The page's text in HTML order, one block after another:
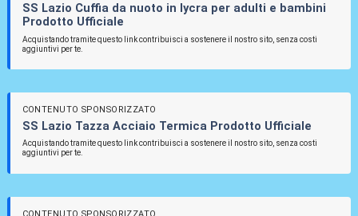
SS Lazio Cuffia da nuoto in lycra per adulti e bambini
Prodotto Ufficiale
Acquistando tramite questo link contribuisci a sostenere il nostro sito, senza costi
aggiuntivi per te.
CONTENUTO SPONSORIZZATO
SS Lazio Tazza Acciaio Termica Prodotto Ufficiale
Acquistando tramite questo link contribuisci a sostenere il nostro sito, senza costi
aggiuntivi per te.
CONTENUTO SPONSORIZZATO